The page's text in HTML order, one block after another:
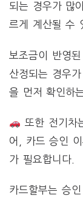
되는 경우가 많
르게 계산될 수
보조금이 반영
산정되는 경우
을 먼저 확인하
또한 전기차
어, 카드 승인
가 필요합니다.
카드할부는 승